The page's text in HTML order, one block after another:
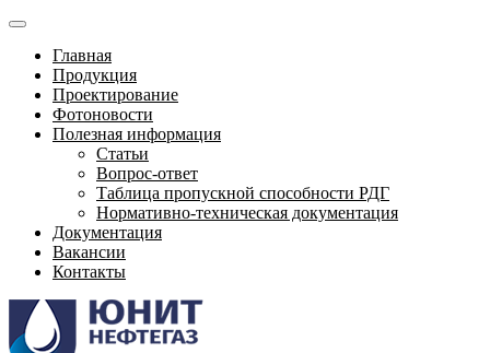
Главная
Продукция
Проектирование
Фотоновости
Полезная информация
Статьи
Вопрос-ответ
Таблица пропускной способности РДГ
Нормативно-техническая документация
Документация
Вакансии
Контакты